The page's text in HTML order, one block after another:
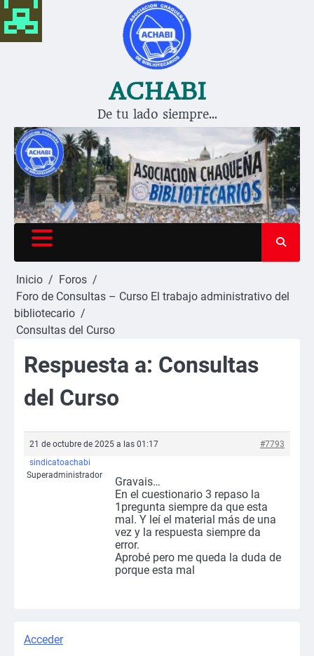
Saltar
al
contenido
ACHABI
De tu lado siempre…
Inicio
Foros
Foro de Consultas – Curso El trabajo administrativo del
bibliotecario
Consultas del Curso
Respuesta a: Consultas
del Curso
21 de octubre de 2025 a las 01:17
#7793
sindicatoachabi
Superadministrador
Gravais…
En el cuestionario 3 repaso la
1pregunta siempre da que esta
mal. Y leí el material más de una
vez y la respuesta siempre da
error.
Aprobé pero me queda la duda de
porque esta mal
Acceder